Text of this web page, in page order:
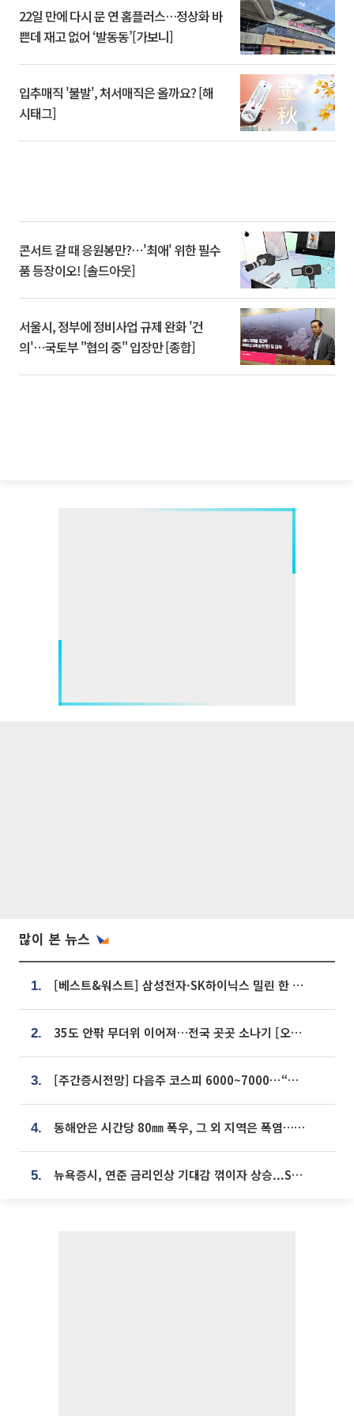
22일 만에 다시 문 연 홈플러스…정상화 바
쁜데 재고 없어 ‘발동동’[가보니]
입추매직 '불발', 처서매직은 올까요? [해
시태그]
콘서트 갈 때 응원봉만?⋯'최애' 위한 필수
품 등장이오! [솔드아웃]
서울시, 정부에 정비사업 규제 완화 '건
의'⋯국토부 "협의 중" 입장만 [종합]
많이 본 뉴스
1. [베스트&워스트] 삼성전자·SK하이닉스 밀린 한 주…상상인증권은 85% 급등
2. 35도 안팎 무더위 이어져…전국 곳곳 소나기 [오늘 날씨]
3. [주간증시전망] 다음주 코스피 6000~7000⋯“外人 수급은 정책이 변수”
4. 동해안은 시간당 80㎜ 폭우, 그 외 지역은 폭염…‘극과 극 날씨’
5. 뉴욕증시, 연준 금리인상 기대감 꺾이자 상승...S&P500 사상 최고치 [종합]